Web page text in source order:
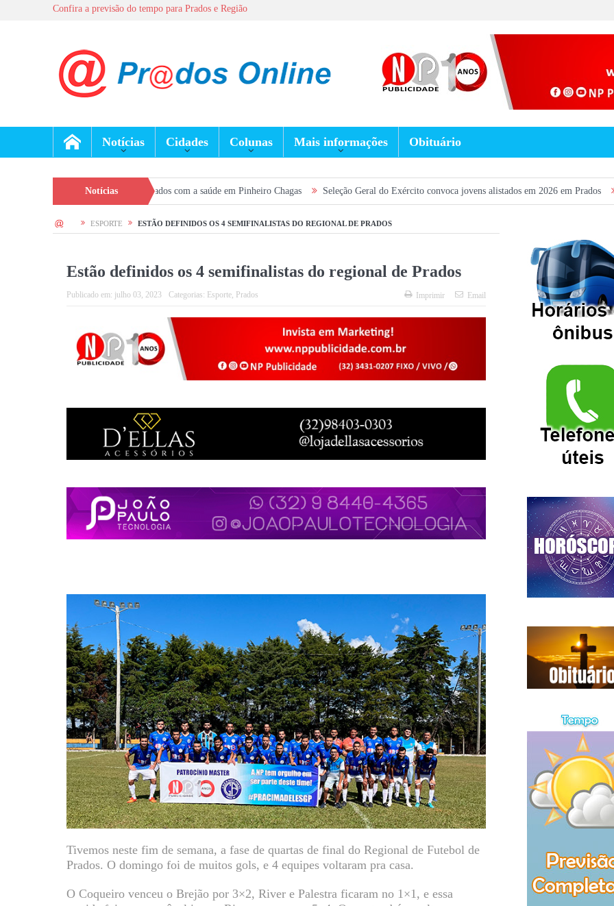
Confira a previsão do tempo para Prados e Região
Notícias Cidades Colunas Mais informações Obituário
Notícias
prevenção e cuidados com a saúde em Pinheiro Chagas Seleção Geral do Exército convoca jovens alistados em 2026 em Prados Dia dos
HOME ESPORTE ESTÃO DEFINIDOS OS 4 SEMIFINALISTAS DO REGIONAL DE PRADOS
Estão definidos os 4 semifinalistas do regional de Prados
Publicado em: julho 03, 2023 Categorias: Esporte, Prados Imprimir Email
Tivemos neste fim de semana, a fase de quartas de final do Regional de Futebol de
Prados. O domingo foi de muitos gols, e 4 equipes voltaram pra casa.
O Coqueiro venceu o Brejão por 3×2, River e Palestra ficaram no 1×1, e essa